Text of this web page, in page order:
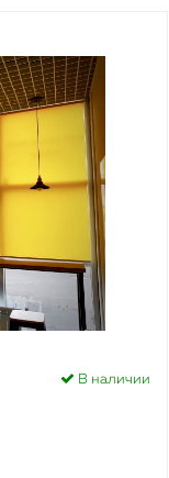
В наличии